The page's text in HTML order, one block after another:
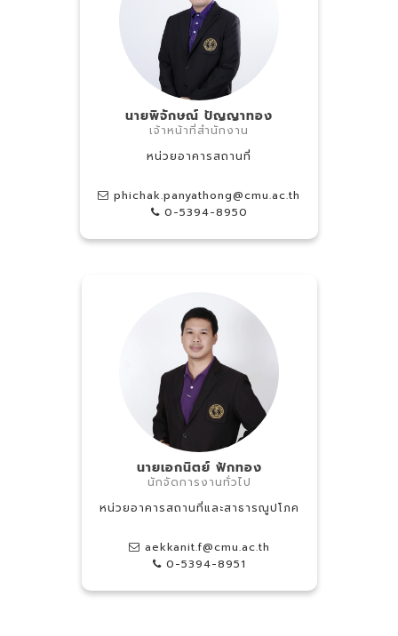
นายพิจักษณ์ ปัญญาทอง
เจ้าหน้าที่สำนักงาน
หน่วยอาคารสถานที่
phichak.panyathong@cmu.ac.th
0-5394-8950
นายเอกนิตย์ ฟักทอง
นักจัดการงานทั่วไป
หน่วยอาคารสถานที่และสาธารณูปโภค
aekkanit.f@cmu.ac.th
0-5394-8951